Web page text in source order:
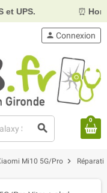
Horaires :
search
person Connexion
0
Mi10 5G/Pro chevron_right